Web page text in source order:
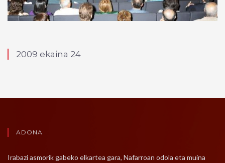
2009 ekaina 24
ADONA
Irabazi asmorik gabeko elkartea gara, Nafarroan odola eta muina